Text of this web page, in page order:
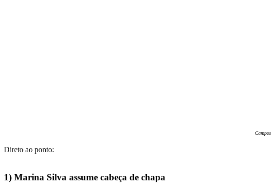
Direto ao ponto:
1) Marina Silva assume cabeça de chapa